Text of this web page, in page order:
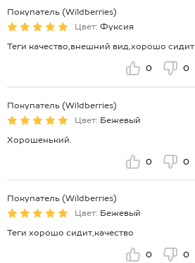
Покупатель (Wildberries)
Цвет: Фуксия
Теги качество,внешний вид,хорошо сидит
0 0
Покупатель (Wildberries)
Цвет: Бежевый
Хорошенький.
0 0
Покупатель (Wildberries)
Цвет: Бежевый
Теги хорошо сидит,качество
0 0